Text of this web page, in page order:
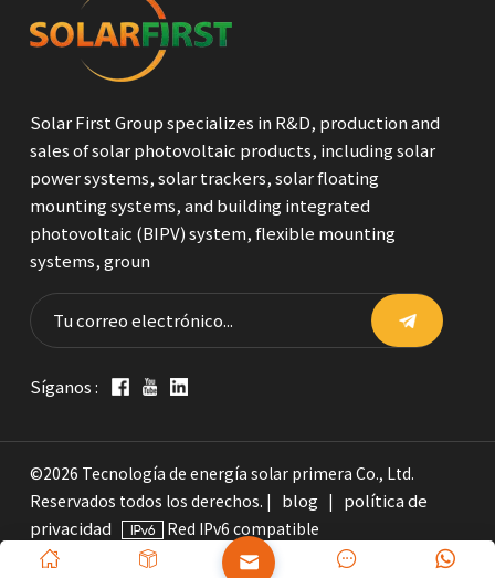
Solar First Group specializes in R&D, production and
sales of solar photovoltaic products, including solar
power systems, solar trackers, solar floating
mounting systems, and building integrated
photovoltaic (BIPV) system, flexible mounting
systems, groun
Síganos :
©2026 Tecnología de energía solar primera Co., Ltd.
Reservados todos los derechos. |
blog
política de
privacidad
Red IPv6 compatible